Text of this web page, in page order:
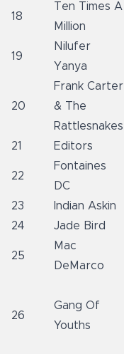
18
Ten Times A
Million
19
Nilufer
Yanya
20
Frank Carter
& The
Rattlesnakes
21 Editors
22
Fontaines
DC
23 Indian Askin
24
Jade Bird
25
Mac
DeMarco
26
Gang Of
Youths